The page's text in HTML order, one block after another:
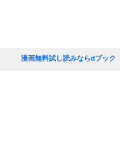
漫画無料試し読みならdブック